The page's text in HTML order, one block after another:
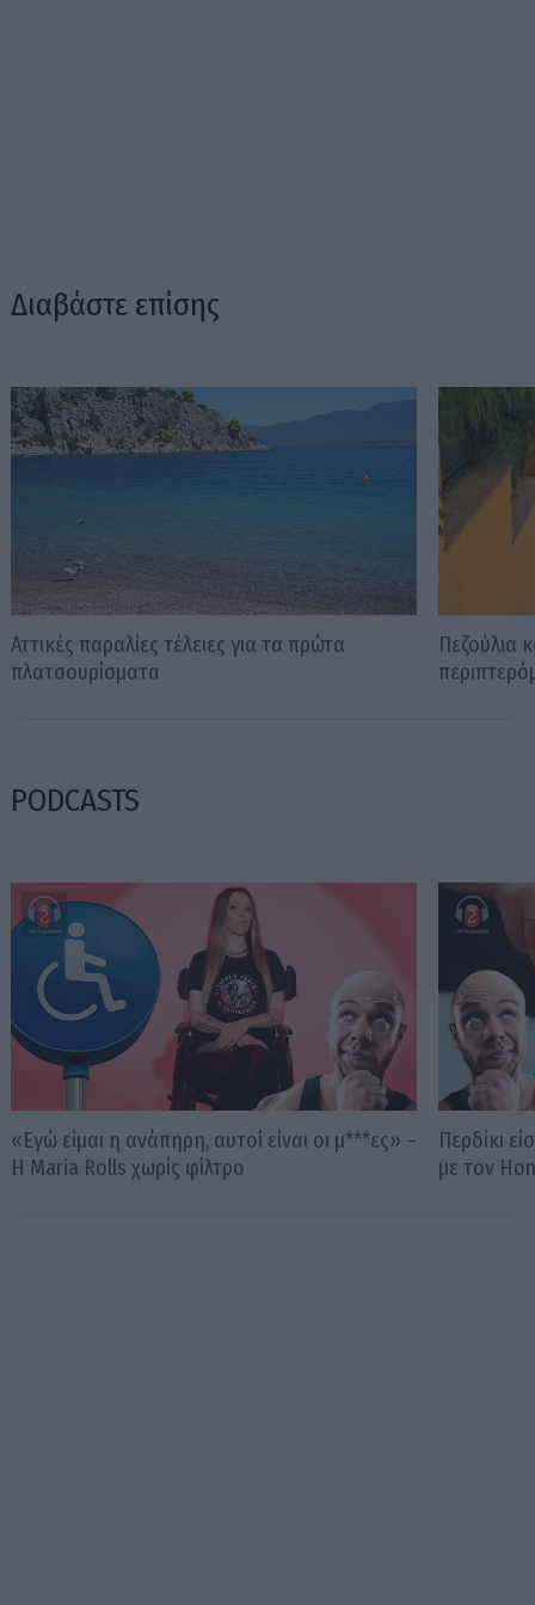
Διαβάστε επίσης
Αττικές παραλίες τέλειες για τα πρώτα
πλατσουρίσματα
Πεζούλια
PODCASTS
«Εγώ είμαι η ανάπηρη, αυτοί είναι οι μ***ες» –
Η Maria Rolls χωρίς φίλτρο
Περδίκι
με τον